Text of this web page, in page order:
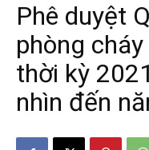
Phê duyệt
phòng
thời kỳ
nhìn đến